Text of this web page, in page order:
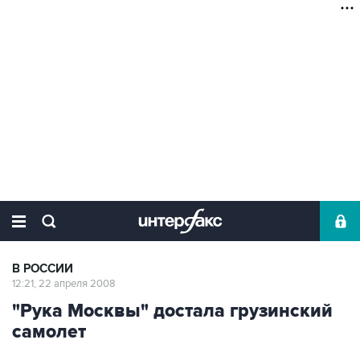
В РОССИИ
12:21, 22 апреля 2008
"Рука Москвы" достала грузинский
самолет